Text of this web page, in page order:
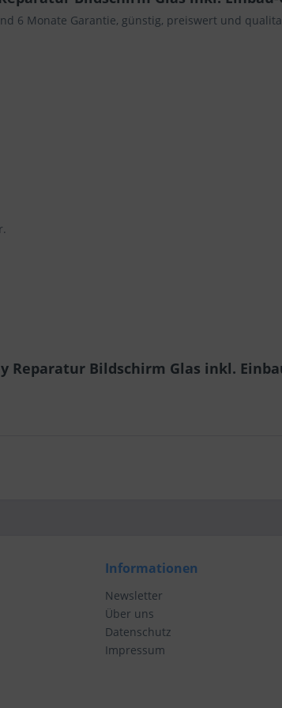
6 Monate Garantie, günstig, preiswert und
Reparatur Bildschirm Glas inkl.
Informationen
Newsletter
Über uns
Datenschutz
Impressum